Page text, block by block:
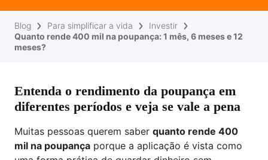
Blog Para simplificar a vida
Investir
Quanto rende 400 mil na poupança: 1 mês, 6 meses e 12
meses?
Entenda o rendimento da poupança em
diferentes períodos e veja se vale a pena
Muitas pessoas querem saber quanto rende 400
mil na poupança porque a aplicação é vista como